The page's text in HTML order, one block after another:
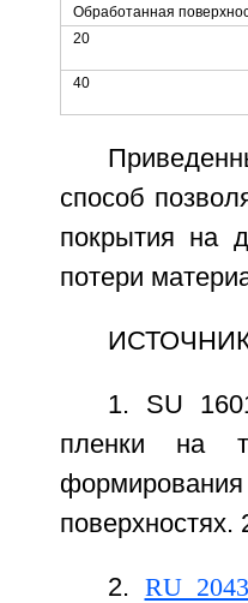
Обработанная
20
40
способ
покрытия на
потери
1. SU
пленки на
2. RU